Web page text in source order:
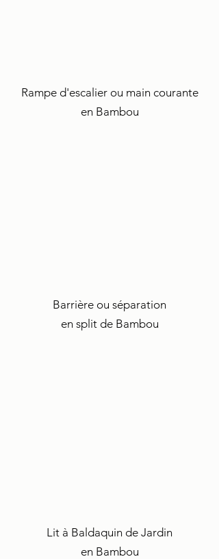
Rampe d'escalier ou main courante
en Bambou
Barrière ou séparation
en split de Bambou
Lit à Baldaquin de Jardin
en Bambou